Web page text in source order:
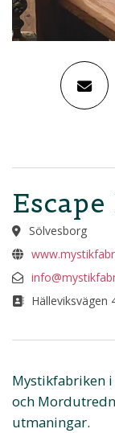
Sölvesborg
Hälleviksvägen
Mystikfabriken i
och
utmaningar.